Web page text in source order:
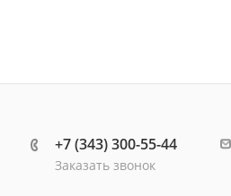
+7 (343) 300-55-44
Заказать звонок